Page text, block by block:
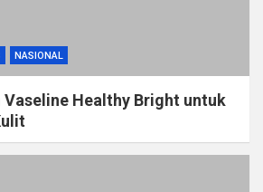
NASIONAL
Vaseline Healthy Bright untuk